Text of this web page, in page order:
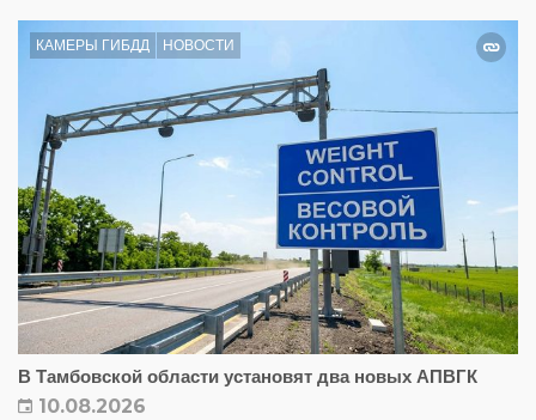
КАМЕРЫ ГИБДД НОВОСТИ
В Тамбовской области установят два новых АПВГК
10.08.2026